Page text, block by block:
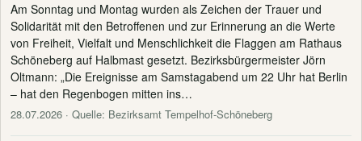
Am Sonntag und Montag wurden als Zeichen der Trauer und
Solidarität mit den Betroffenen und zur Erinnerung an die Werte
von Freiheit, Vielfalt und Menschlichkeit die Flaggen am Rathaus
Schöneberg auf Halbmast gesetzt. Bezirksbürgermeister Jörn
Oltmann: „Die Ereignisse am Samstagabend um 22 Uhr hat Berlin
– hat den Regenbogen mitten ins…
28.07.2026 · Quelle: Bezirksamt Tempelhof-Schöneberg